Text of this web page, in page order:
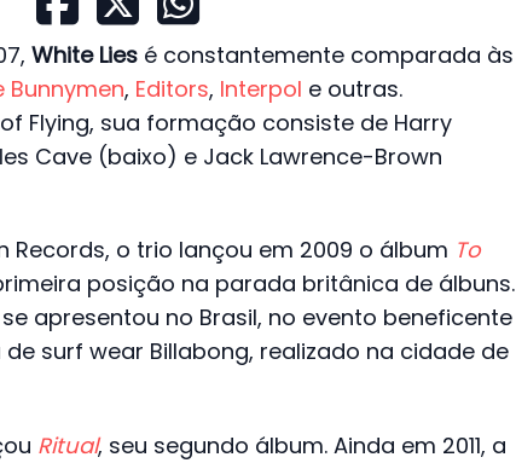
White Lies é constantemente comparada às
Bunnymen, Editors, Interpol e outras.
Flying, sua formação consiste de Harry
Cave (baixo) e Jack Lawrence-Brown
Records, o trio lançou em 2009 o álbum To
posição na parada britânica de álbuns.
apresentou no Brasil, no evento beneficente
surf wear Billabong, realizado na cidade de
Ritual, seu segundo álbum. Ainda em 2011, a